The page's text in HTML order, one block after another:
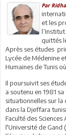
Par
et les
quittés
Après ses études
Lycée de Médenine
Humaines de Tunis
Il poursuivit ses
a soutenu en 1981
situationnelles sur
dans la Djeffara
Faculté des
l'Université de Gand